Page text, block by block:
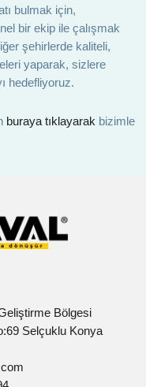
bulmak için,
bir ekip ile çalışmak
şehirlerde kaliteli,
yaparak, sizlere
hedefliyoruz.
buraya tıklayarak bizimle
Bölgesi
Selçuklu Konya